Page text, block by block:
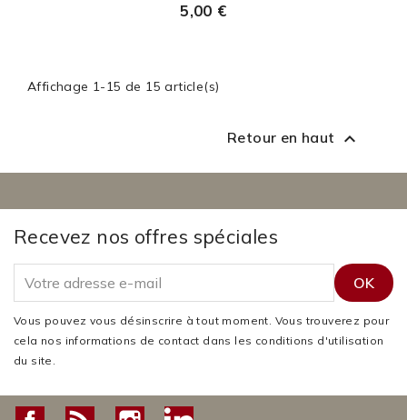
5,00 €
Affichage 1-15 de 15 article(s)
Retour en haut 
Recevez nos offres spéciales
Vous pouvez vous désinscrire à tout moment. Vous trouverez pour
cela nos informations de contact dans les conditions d'utilisation
du site.
FacebookRss Instagram